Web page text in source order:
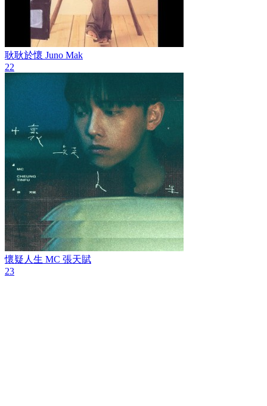
耿耿於懷 Juno Mak
22
懷疑人生 MC 張天賦
23